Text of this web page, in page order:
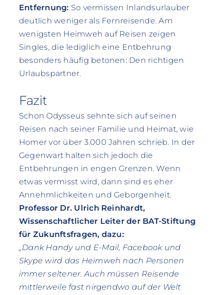
Entfernung: So vermissen Inlands­urlauber
deutlich weniger als Fernreisende. Am
wenigsten Heimweh auf Reisen zeigen
Singles, die lediglich eine Entbehrung
besonders häufig betonen: Den richtigen
Urlaubspartner.
Fazit
Schon Odysseus sehnte sich auf seinen
Reisen nach seiner Familie und Heimat, wie
Homer vor über 3.000 Jahren schrieb. In der
Gegenwart halten sich jedoch die
Entbehrungen in engen Grenzen. Wenn
etwas vermisst wird, dann sind es eher
Annehmlichkeiten und Geborgenheit.
Professor Dr. Ulrich Reinhardt,
Wissenschaftlicher Leiter der BAT-Stiftung
für Zukunftsfragen, dazu:
„Dank Handy und E-Mail, Facebook und
Skype wird das Heimweh nach Personen
immer seltener. Auch müssen Reisende
mittlerweile fast nirgendwo auf der Welt